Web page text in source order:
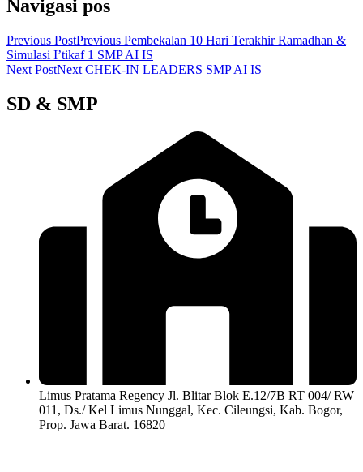
Navigasi pos
Previous PostPrevious Pembekalan 10 Hari Terakhir Ramadhan &
Simulasi I’tikaf 1 SMP AI IS
Next PostNext CHEK-IN LEADERS SMP AI IS
SD & SMP
Limus Pratama Regency Jl. Blitar Blok E.12/7B RT 004/ RW
011, Ds./ Kel Limus Nunggal, Kec. Cileungsi, Kab. Bogor,
Prop. Jawa Barat. 16820